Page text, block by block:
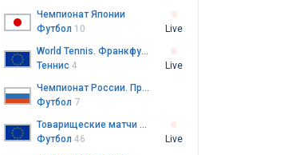
Чемпионат Японии
Футбол 10
Live
World Tennis. Франкфурт-на-Майне
Теннис 4
Live
Чемпионат России. Премьер-лига
Футбол 7
Товарищеские матчи клубов
Футбол 46
Live